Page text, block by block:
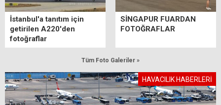
İstanbul'a tanıtım için
getirilen A220'den
fotoğraflar
SİNGAPUR FUARDAN
FOTOĞRAFLAR
Tüm Foto Galeriler »
HAVACILIK HABERLERİ